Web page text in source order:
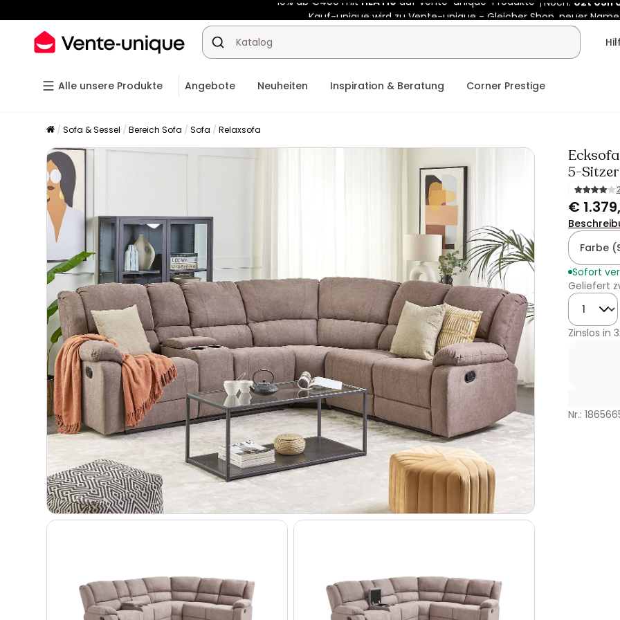
Kauf-unique wird zu Vente-unique - Gleicher Shop, neuer
-10% ab €400 mitHEAT10auf Vente-unique-Produkte Noch:02t
Alle unsere Produkte Angebote Neuheiten Inspiration & Beratung Corner Prestige
Sofa & Sessel Bereich Sofa Sofa Relaxsofa
5-
€
Farbe
Sofort
Geliefert
Menge
Zinslos in
Nr.: